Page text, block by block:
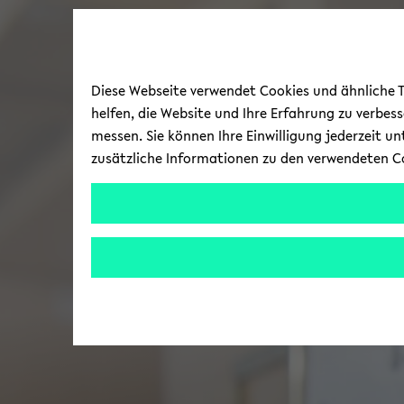
Diese Webseite verwendet Cookies und
helfen, die Website und Ihre Erfahrung zu
messen. Sie können Ihre Einwilligung jederzeit
zusätzliche Informationen zu den verwendeten